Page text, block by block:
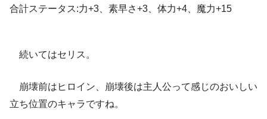
合計ステータス:力+3、素早さ+3、体力+4、魔力+15
続いてはセリス。
崩壊前はヒロイン、崩壊後は主人公って感じのおいしい
立ち位置のキャラですね。